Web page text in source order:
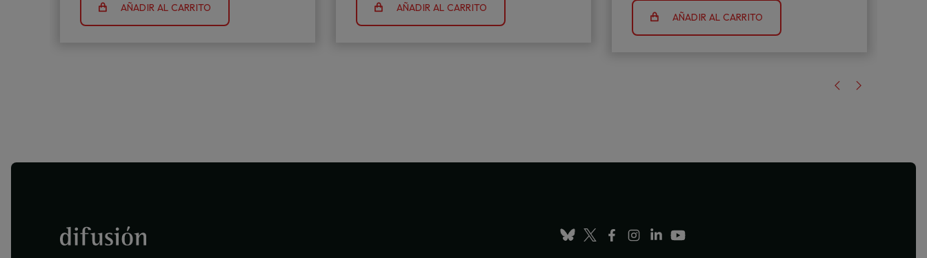
AÑADIR AL CARRITO AÑADIR AL CARRITO
AÑADIR AL CARRITO